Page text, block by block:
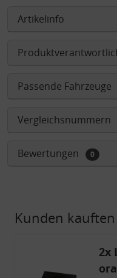
Artikelinfo
Passende Fahrzeuge
Vergleichsnummern
Bewertungen 0
Kunden
2x